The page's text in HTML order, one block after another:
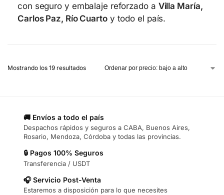
con seguro y embalaje reforzado a Villa María,
Carlos Paz, Río Cuartoy todo el país.
Mostrando los 19 resultados
🚚 Envíos a todo el país
Despachos rápidos y seguros a CABA, Buenos Aires,
Rosario, Mendoza, Córdoba y todas las provincias.
🔒 Pagos 100% Seguros
Transferencia / USDT
🎧 Servicio Post-Venta
Estaremos a disposición para lo que necesites